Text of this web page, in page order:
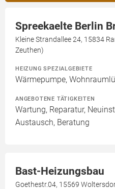
Spreekaelte Berlin
Kleine Strandallee 24, 15834
Zeuthen)
HEIZUNG SPEZIALGEBIETE
Wärmepumpe,
ANGEBOTENE TÄTIGKEITEN
Wartung, Reparatur,
Austausch, Beratung
Bast-Heizungsbau
Goethestr.04, 15569